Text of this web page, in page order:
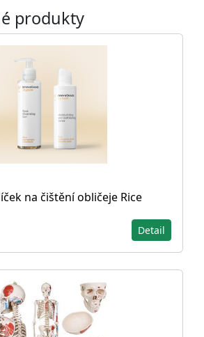
produkty
na čištění obličeje Rice
Detail